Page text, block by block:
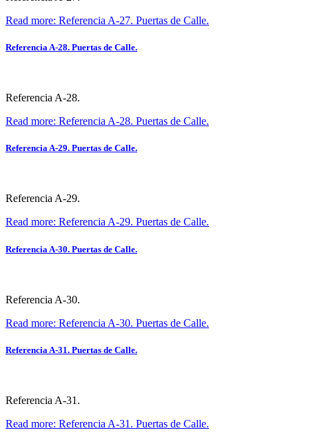
Read more: Referencia A-27. Puertas de Calle.
Referencia A-28. Puertas de Calle.
Referencia A-28.
Read more: Referencia A-28. Puertas de Calle.
Referencia A-29. Puertas de Calle.
Referencia A-29.
Read more: Referencia A-29. Puertas de Calle.
Referencia A-30. Puertas de Calle.
Referencia A-30.
Read more: Referencia A-30. Puertas de Calle.
Referencia A-31. Puertas de Calle.
Referencia A-31.
Read more: Referencia A-31. Puertas de Calle.